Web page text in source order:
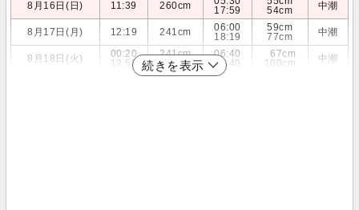
8月16日(日) 11:39 260cm
17:59
54cm
中潮
8月17日(月) 12:19 241cm
06:00
18:19
59cm
77cm
中潮
8月18日(火)
00:20
12:59
241cm
219cm
06:40
18:40
67cm
100cm
中潮
続きを表示